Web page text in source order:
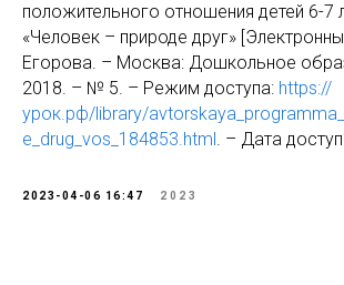
положительного отношения детей 6-7
«Человек – природе друг»
Егорова. – Москва: Дошкольное
2018. – № 5. – Режим доступа: https://
урок.рф/library/
e_drug_vos_184853.html. – Дата
2023-04-06 16:47 2023